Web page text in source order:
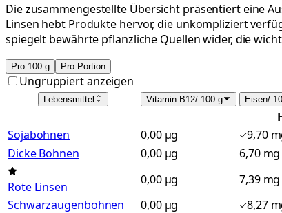
Die zusammengestellte Übersicht präsentiert eine
Linsen hebt Produkte hervor, die unkompliziert
spiegelt bewährte pflanzliche Quellen wider, die
Pro 100 g Pro Portion
Ungruppiert anzeigen
Lebensmittel Vitamin B12/ 100 g Eisen/
Sojabohnen
0,00 µg 9,70
Dicke Bohnen 0,00 µg 6,70 mg
Rote Linsen 0,00 µg 7,39 mg
Schwarzaugenbohnen
0,00 µg 8,27